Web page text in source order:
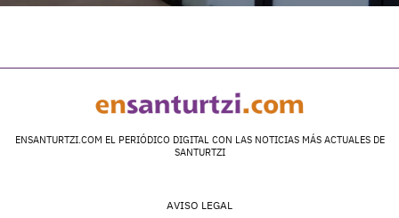
ENSANTURTZI.COM EL PERIÓDICO DIGITAL CON LAS NOTICIAS MÁS ACTUALES DE
SANTURTZI
AVISO LEGAL